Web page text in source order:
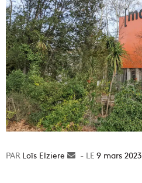
Loïs Elziere
Envoyer9 mars 2023